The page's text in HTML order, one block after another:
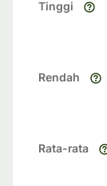
Tinggi
Rendah
Rata-rata